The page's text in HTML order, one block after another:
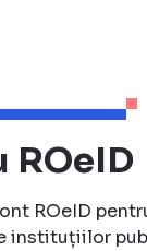
-
ROeID
ROeID
instituțiilor